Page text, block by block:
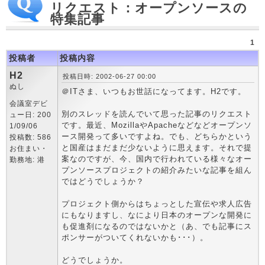
リクエスト：オープンソースの
特集記事
1
投稿者 投稿内容
H2
ぬし
会議室デビ
ュー日: 200
1/09/06
投稿数: 586
お住まい・
勤務地: 港
投稿日時: 2002-06-27 00:00
＠ITさま、いつもお世話になってます。H2です。
別のスレッドを読んでいて思った記事のリクエスト
です。最近、MozillaやApacheなどなどオープンソ
ース開発って多いですよね。でも、どちらかという
と国産はまだまだ少ないように思えます。それで提
案なのですが、今、国内で行われている様々なオー
プンソースプロジェクトの紹介みたいな記事を組ん
ではどうでしょうか？
プロジェクト側からはちょっとした宣伝や求人広告
にもなりますし、なにより日本のオープンな開発に
も促進剤になるのではないかと（あ、でも記事にス
ポンサーがついてくれないかも･･･）。
どうでしょうか。